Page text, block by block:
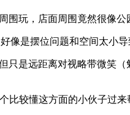
围玩，店面周围竟然很像
像是摆位问题和空间太小导
只是远距离对视略带微笑
比较懂这方面的小伙子过来